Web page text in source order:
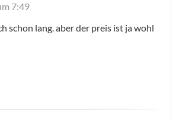
7:49
schon lang. aber der preis ist ja wohl